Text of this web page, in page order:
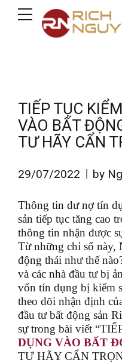
TIẾP TỤC
VÀO BẤT
TƯ HÃY CẨN
29/07/2022 by
Thông tin dư nợ tín
sản tiếp tục tăng cao
thông tin nhận được
Từ những chỉ số này,
động thái như thế
và các nhà đầu tư bị
vốn tín dụng bị kiểm
theo dõi nhận định
đầu tư bất động sản
sự trong bài viết
DỤNG VÀO BẤT
TƯ HÃY CẨN